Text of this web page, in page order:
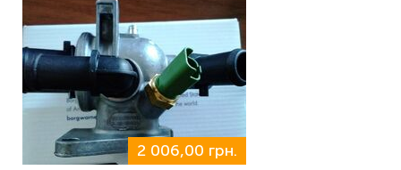
2 006,00 грн.